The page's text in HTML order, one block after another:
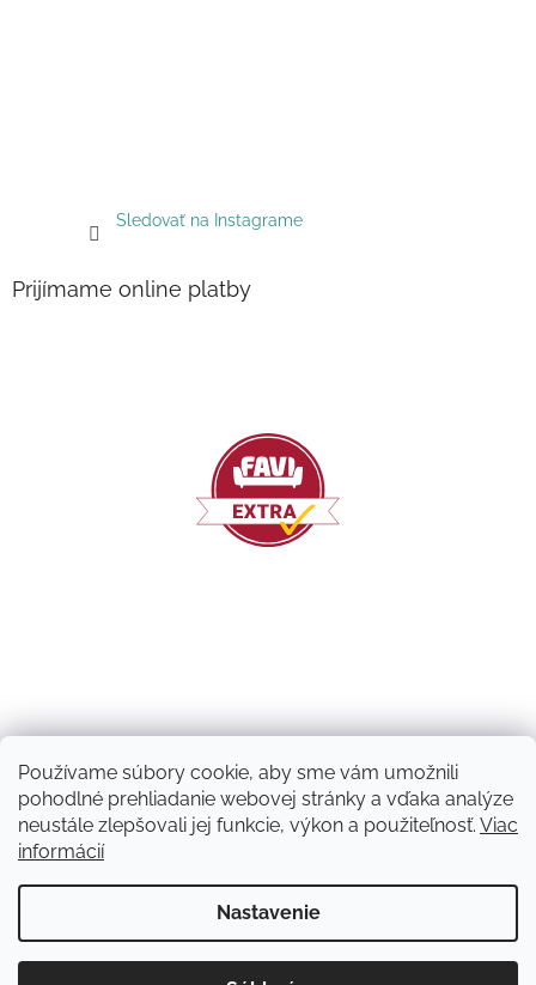
Používame súbory cookie, aby sme vám umožnili
pohodlné prehliadanie webovej stránky a vďaka analýze
neustále zlepšovali jej funkcie, výkon a použiteľnosť. Viac
informácií
Nastavenie
Sledovať na Instagrame
Prijímame online platby